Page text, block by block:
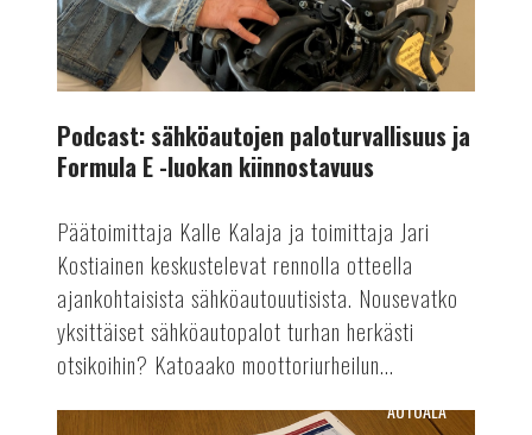
kiinnostavuus
Podcast: sähköautojen paloturvallisuus ja
Formula E -luokan kiinnostavuus
Päätoimittaja Kalle Kalaja ja toimittaja Jari
Kostiainen keskustelevat rennolla otteella
ajankohtaisista sähköautouutisista. Nousevatko
yksittäiset sähköautopalot turhan herkästi
otsikoihin? Katoaako moottoriurheilun...
AUTOALA